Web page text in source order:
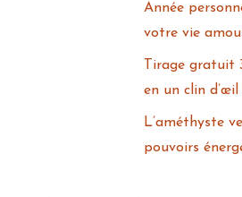
Année
votre vie
Tirage gratuit
en un clin d’œil
L’améthyste
pouvoirs